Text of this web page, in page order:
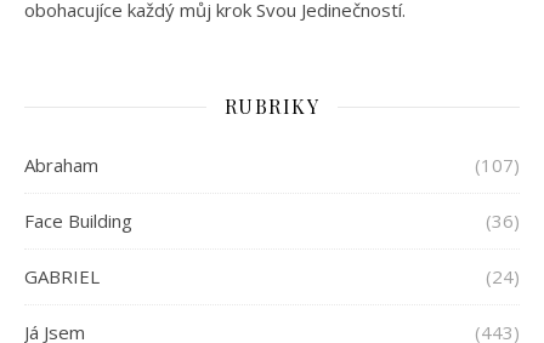
obohacujíce každý můj krok Svou Jedinečností.
RUBRIKY
Abraham (107)
Face Building (36)
GABRIEL (24)
Já Jsem (443)